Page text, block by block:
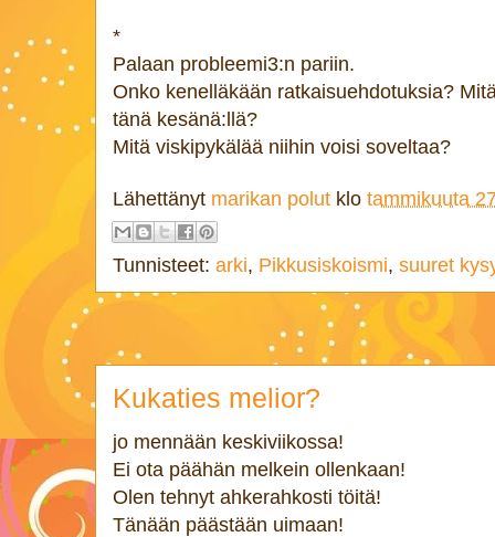
*
Palaan probleemi3:n pariin.
Onko kenelläkään ratkaisuehdotuksia?
tänä kesänä:llä?
Mitä viskipykälää niihin voisi soveltaa?
Lähettänyt marikan polut klo tammikuuta
Tunnisteet: arki, Pikkusiskoismi, suuret
Kukaties melior?
jo mennään keskiviikossa!
Ei ota päähän melkein ollenkaan!
Olen tehnyt ahkerahkosti töitä!
Tänään päästään uimaan!